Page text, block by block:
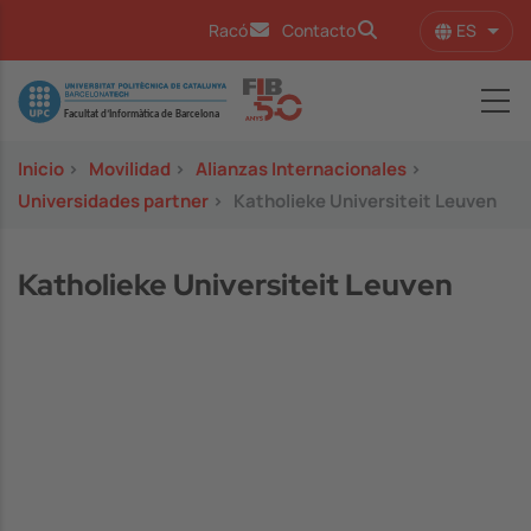
Racó Contacto ES
Image
Inicio > Movilidad > Alianzas Internacionales >
Universidades partner > Katholieke Universiteit Leuven
Katholieke Universiteit Leuven